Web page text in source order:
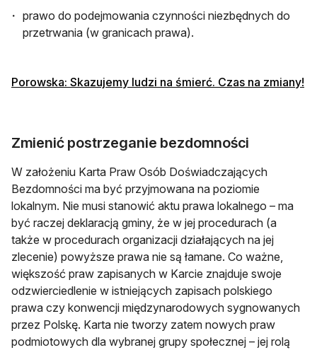
prawo do podejmowania czynności niezbędnych do
przetrwania (w granicach prawa).
Porowska: Skazujemy ludzi na śmierć. Czas na zmiany!
Zmienić postrzeganie bezdomności
W założeniu Karta Praw Osób Doświadczających
Bezdomności ma być przyjmowana na poziomie
lokalnym. Nie musi stanowić aktu prawa lokalnego – ma
być raczej deklaracją gminy, że w jej procedurach (a
także w procedurach organizacji działających na jej
zlecenie) powyższe prawa nie są łamane. Co ważne,
większość praw zapisanych w Karcie znajduje swoje
odzwierciedlenie w istniejących zapisach polskiego
prawa czy konwencji międzynarodowych sygnowanych
przez Polskę. Karta nie tworzy zatem nowych praw
podmiotowych dla wybranej grupy społecznej – jej rolą